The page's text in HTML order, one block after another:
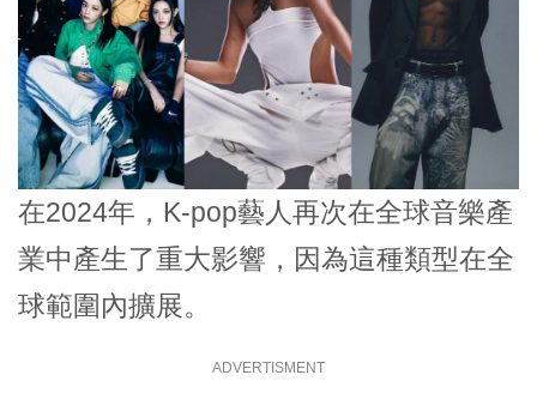
在2024年，K-pop藝人再次在全球音樂產
業中產生了重大影響，因為這種類型在全
球範圍內擴展。
ADVERTISMENT